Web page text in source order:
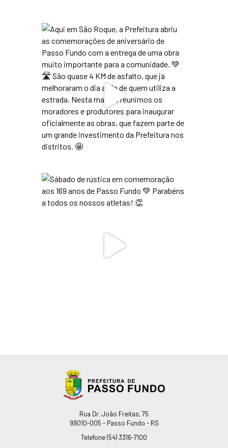
Endereço
Rua Dr. João Freitas, 75
99010-005 - Passo Fundo - RS
Telefone(54) 3316-7100